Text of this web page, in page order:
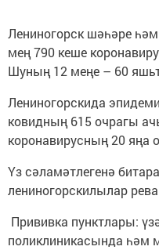
Лениногорск шәһәре
мең 790 кеше
Шуның 12 меңе – 60
Лениногорскида
ковидның 615 очрагы
коронавирусның 20 яңа
Үз сәламәтлегенә
лениногорскилылар
Прививка пунктлары:
поликлиникасында һәм